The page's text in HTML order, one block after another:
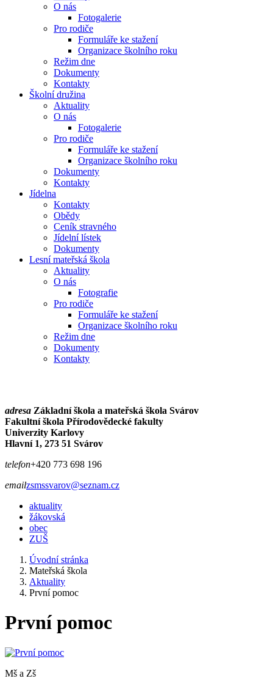
O nás
Fotogalerie
Pro rodiče
Formuláře ke stažení
Organizace školního roku
Režim dne
Dokumenty
Kontakty
Školní družina
Aktuality
O nás
Fotogalerie
Pro rodiče
Formuláře ke stažení
Organizace školního roku
Dokumenty
Kontakty
Jídelna
Kontakty
Obědy
Ceník stravného
Jídelní lístek
Dokumenty
Lesní mateřská škola
Aktuality
O nás
Fotografie
Pro rodiče
Formuláře ke stažení
Organizace školního roku
Režim dne
Dokumenty
Kontakty
adresa Základní škola a mateřská škola Svárov
Fakultní škola Přírodovědecké fakulty
Univerzity Karlovy
Hlavní 1, 273 51 Svárov
telefon+420 773 698 196
emailzsmssvarov@seznam.cz
aktuality
žákovská
obec
ZUŠ
Úvodní stránka
Mateřská škola
Aktuality
První pomoc
První pomoc
Mš a Zš